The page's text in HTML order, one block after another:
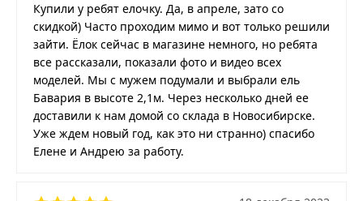
Купили у ребят елочку. Да, в апреле, зато со
скидкой) Часто проходим мимо и вот только решили
зайти. Ёлок сейчас в магазине немного, но ребята
все рассказали, показали фото и видео всех
моделей. Мы с мужем подумали и выбрали ель
Бавария в высоте 2,1м. Через несколько дней ее
доставили к нам домой со склада в Новосибирске.
Уже ждем новый год, как это ни странно) спасибо
Елене и Андрею за работу.